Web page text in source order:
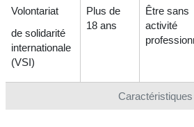
Volontariat
de solidarité
internationale
(VSI)
Plus de
18 ans
Être sans
activité